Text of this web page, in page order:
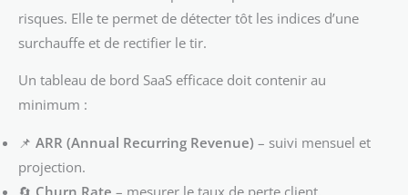
risques. Elle te permet de détecter tôt les indices d’une
surchauffe et de rectifier le tir.
Un tableau de bord SaaS efficace doit contenir au
minimum :
📌 ARR (Annual Recurring Revenue) – suivi mensuel et
projection.
🔄 Churn Rate – mesurer le taux de perte client.